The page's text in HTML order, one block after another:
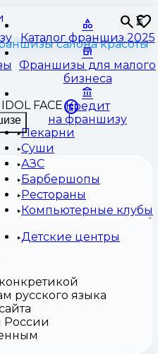
⏳
Каталог франшиз 2025
Франшизы для малого
бизнеса
Кредит
на франшизу
Пекарни
Суши
АЗС
Барбершопы
Рестораны
Компьютерные клубы
Детские центры
салона красоты
русского языка
России